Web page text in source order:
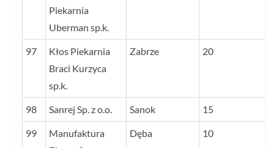
Piekarnia
Uberman sp.k.
97
Kłos Piekarnia
Braci Kurzyca
sp.k.
Zabrze 20
98 Sanrej Sp. z o.o. Sanok 15
99
Manufaktura
Dęba 10